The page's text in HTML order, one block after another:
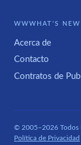
WWWHAT'S NEW
Acerca de
Contacto
Contratos de
© 2005–2026 Todos
Política de Privacidad